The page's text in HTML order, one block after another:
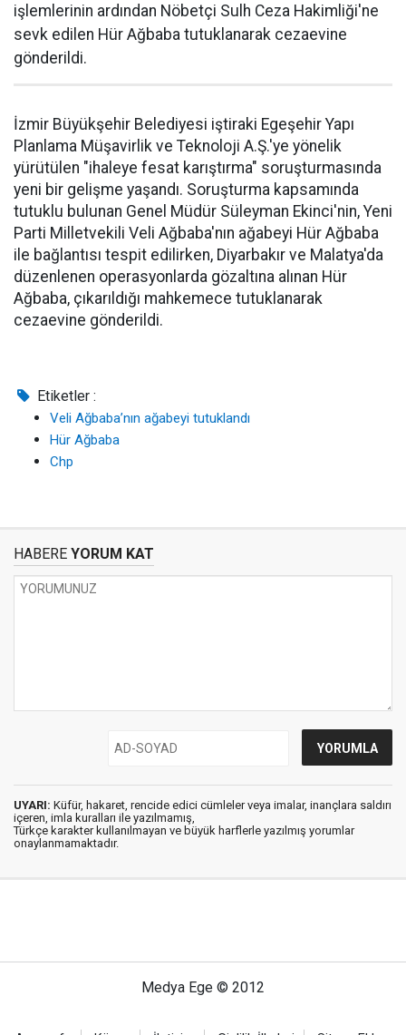
işlemlerinin ardından Nöbetçi Sulh Ceza Hakimliği'ne
sevk edilen Hür Ağbaba tutuklanarak cezaevine
gönderildi.
İzmir Büyükşehir Belediyesi iştiraki Egeşehir Yapı
Planlama Müşavirlik ve Teknoloji A.Ş.'ye yönelik
yürütülen "ihaleye fesat karıştırma" soruşturmasında
yeni bir gelişme yaşandı. Soruşturma kapsamında
tutuklu bulunan Genel Müdür Süleyman Ekinci'nin, Yeni
Parti Milletvekili Veli Ağbaba'nın ağabeyi Hür Ağbaba
ile bağlantısı tespit edilirken, Diyarbakır ve Malatya'da
düzenlenen operasyonlarda gözaltına alınan Hür
Ağbaba, çıkarıldığı mahkemece tutuklanarak
cezaevine gönderildi.
Etiketler :
Veli Ağbaba’nın ağabeyi tutuklandı
Hür Ağbaba
Chp
HABERE YORUM KAT
UYARI: Küfür, hakaret, rencide edici cümleler veya imalar, inançlara saldırı
içeren, imla kuralları ile yazılmamış,
Türkçe karakter kullanılmayan ve büyük harflerle yazılmış yorumlar
onaylanmamaktadır.
Medya Ege © 2012